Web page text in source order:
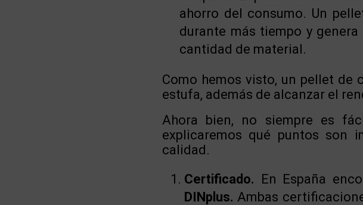
ahorro del consumo. Un
durante más tiempo y
cantidad de material.
Como hemos visto, un pellet de
estufa, además de alcanzar el
Ahora bien, no siempre es
explicaremos qué puntos son
calidad.
Certificado. En España
DINplus. Ambas